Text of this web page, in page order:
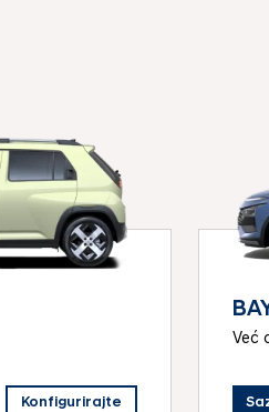
Konfigurirajte
Već